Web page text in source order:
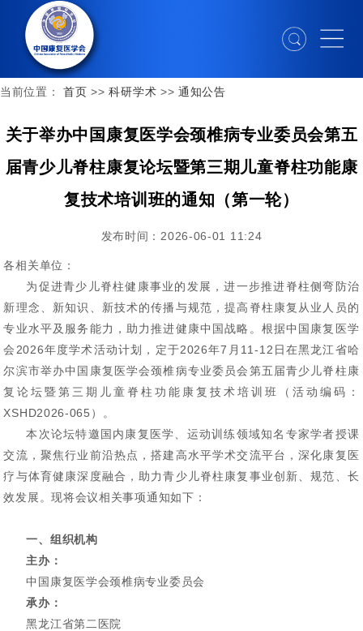
当前位置： 首页 >>科研学术 >>通知公告
关于举办中国康复医学会颈椎病专业委员会第五
届青少儿脊柱康复论坛暨第三期儿童脊柱功能康
复技术培训班的通知（第一轮）
发布时间：2026-06-01 11:24
各相关单位：
为促进青少儿脊柱健康事业的发展，进一步推进脊柱侧弯防治
新理念、新知识、新技术的传播与规范，提高脊柱康复从业人员的
专业水平及服务能力，助力推进健康中国战略。根据中国康复医学
会2026年度学术活动计划，定于2026年7月11-12日在黑龙江省哈
尔滨市举办中国康复医学会颈椎病专业委员会第五届青少儿脊柱康
复论坛暨第三期儿童脊柱功能康复技术培训班（活动编码：
XSHD2026-065）。
本次论坛特邀国内康复医学、运动训练领域知名专家学者授课
交流，聚焦行业前沿热点，搭建高水平学术交流平台，深化康复医
疗与体育健康深度融合，助力青少儿脊柱康复事业创新、规范、长
效发展。现将会议相关事项通知如下：
一、组织机构
主办：
中国康复医学会颈椎病专业委员会
承办：
黑龙江省第二医院